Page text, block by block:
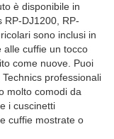
è disponibile in
RP-DJ1200, RP-
sono inclusi in
alle cuffie un tocco
come nuove. Puoi
professionali
molto comodi da
i cuscinetti
cuffie mostrate o